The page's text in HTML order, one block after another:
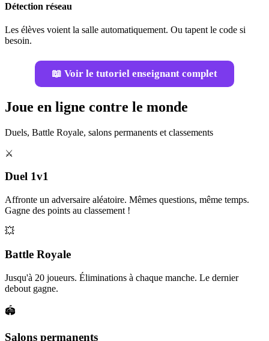
Détection réseau
Les élèves voient la salle automatiquement. Ou tapent le code si
besoin.
📖 Voir le tutoriel enseignant complet
Joue en ligne contre le monde
Duels, Battle Royale, salons permanents et classements
⚔️
Duel 1v1
Affronte un adversaire aléatoire. Mêmes questions, même temps.
Gagne des points au classement !
💥
Battle Royale
Jusqu'à 20 joueurs. Éliminations à chaque manche. Le dernier
debout gagne.
🏟️
Salons permanents